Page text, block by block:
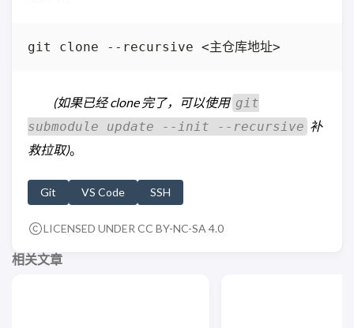
(如果已经 clone 完了，可以使用 git
submodule update --init --recursive 补
救拉取)。
Git VS Code SSH
LICENSED UNDER CC BY-NC-SA 4.0
相关文章